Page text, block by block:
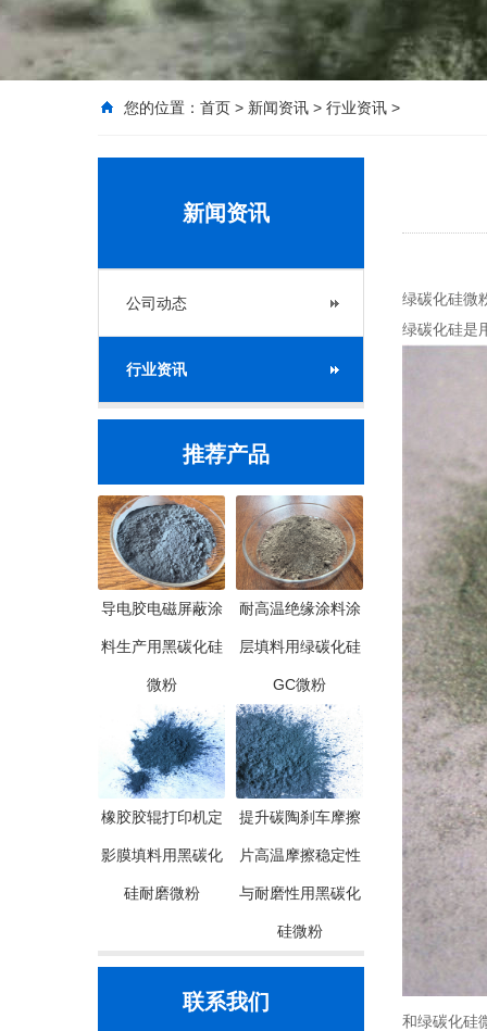
您的位置： 首页 > 新闻资讯 > 行业资讯 >
新闻资讯
公司动态
行业资讯
推荐产品
导电胶电磁屏蔽涂
料生产用黑碳化硅
微粉
耐高温绝缘涂料涂
层填料用绿碳化硅
GC微粉
橡胶胶辊打印机定
影膜填料用黑碳化
硅耐磨微粉
提升碳陶刹车摩擦
片高温摩擦稳定性
与耐磨性用黑碳化
硅微粉
联系我们
绿碳化硅微
绿碳化硅是
和绿碳化硅